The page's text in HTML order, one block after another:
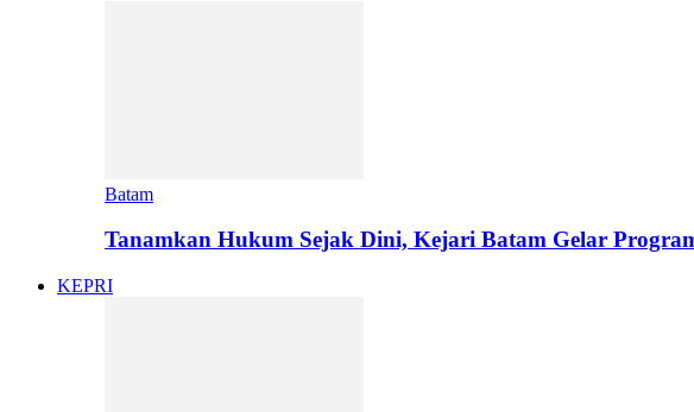
Batam
Tanamkan Hukum Sejak Dini, Kejari Batam Gelar
KEPRI